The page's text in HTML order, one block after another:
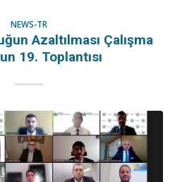
NEWS-TR
Azaltılması Çalışma
19. Toplantısı